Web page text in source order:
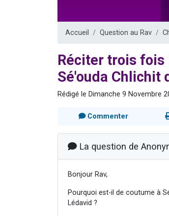
Accueil Question au Rav
Réciter trois
Sé'ouda Chlichit
Rédigé le Dimanche 9 Novembre
Commenter
La question de
Bonjour Rav,
Pourquoi est-il de coutume à
Lédavid ?